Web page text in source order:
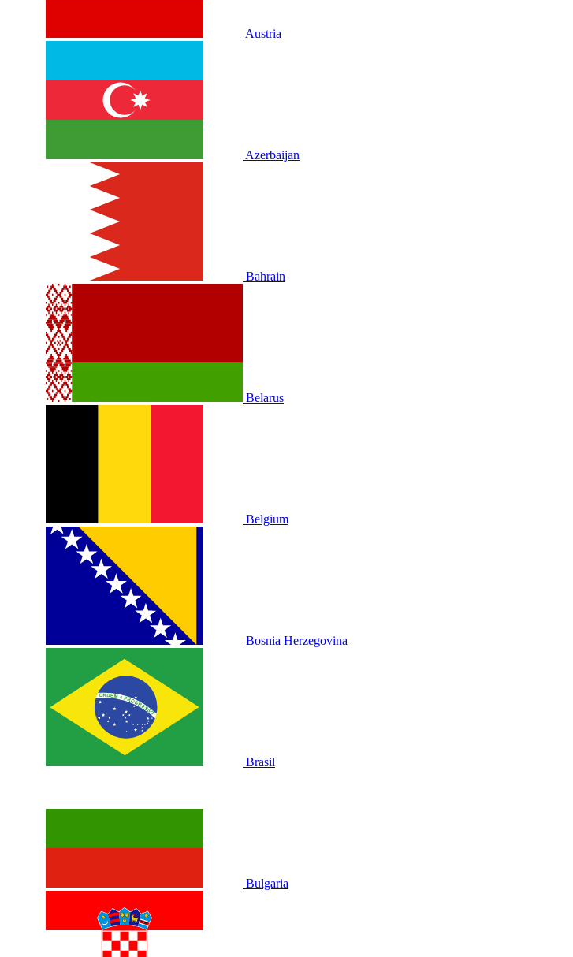
Austria
Azerbaijan
Bahrain
Belarus
Belgium
Bosnia Herzegovina
Brasil
Bulgaria